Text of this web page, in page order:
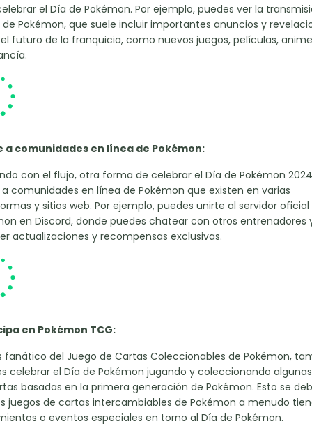
el Día de Pokémon. Por ejemplo, puedes ver la
Pokémon, que suele incluir importantes anuncios y
futuro de la franquicia, como nuevos juegos, películas,
a comunidades en línea de Pokémon:
con el flujo, otra forma de celebrar el Día de Pokémon
comunidades en línea de Pokémon que existen en varias
y sitios web. Por ejemplo, puedes unirte al servidor oficial
en Discord, donde puedes chatear con otros entrenadores
actualizaciones y recompensas exclusivas.
en Pokémon TCG:
fanático del Juego de Cartas Coleccionables de Pokémon,
celebrar el Día de Pokémon jugando y coleccionando
basadas en la primera generación de Pokémon. Esto se
juegos de cartas intercambiables de Pokémon a menudo
o eventos especiales en torno al Día de Pokémon.